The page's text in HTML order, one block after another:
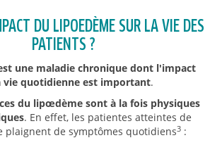
DU LIPOEDÈME SUR LA VIE DES
PATIENTS ?
une maladie chronique dont l'impact
vie quotidienne est important.
du lipœdème sont à la fois physiques
. En effet, les patientes atteintes de
plaignent de symptômes quotidiens3: